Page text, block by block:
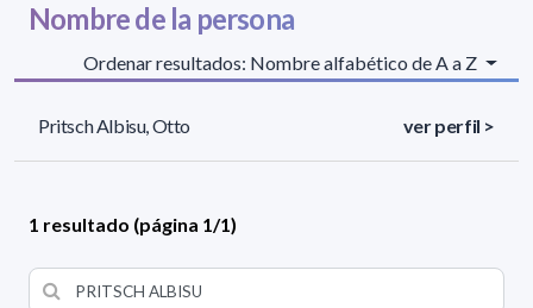
Nombre de la persona
Ordenar resultados: Nombre alfabético de A a Z
Pritsch Albisu, Otto ver perfil >
1 resultado (página 1/1)